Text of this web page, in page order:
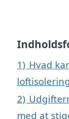
1) Hvad
2)
med at